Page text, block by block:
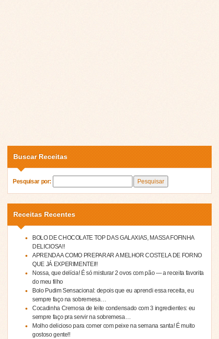
Buscar Receitas
Pesquisar por:
Receitas Recentes
BOLO DE CHOCOLATE TOP DAS GALAXIAS, MASSA FOFINHA
DELICIOSA!!
APRENDA A COMO PREPARAR A MELHOR COSTELA DE FORNO
QUE JÁ EXPERIMENTEI!!
Nossa, que delícia! É só misturar 2 ovos com pão — a receita favorita
do meu filho
Bolo Pudim Sensacional: depois que eu aprendi essa receita, eu
sempre faço na sobremesa…
Cocadinha Cremosa de leite condensado com 3 ingredientes: eu
sempre faço pra servir na sobremesa…
Molho delicioso para comer com peixe na semana santa! É muito
gostoso gente!!